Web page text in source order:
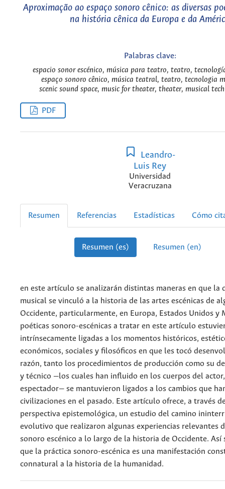
Aproximação ao espaço sonoro cênico: as diversas
na história cênica da Europa e da
Palabras clave:
espacio sonor escénico, música para teatro, teatro,
espaço sonoro cênico, música teatral, teatro, tecnologia
scenic sound space, music for theater, theater, musical
PDF
Leandro-
Luis Rey
Universidad
Veracruzana
Resumen Referencias Estadísticas Cómo
Resumen (es) Resumen (en)
en este artículo se analizarán distintas maneras en que la
musical se vinculó a la historia de las artes escénicas de
Occidente, particularmente, en Europa, Estados Unidos y
poéticas sonoro-escénicas a tratar en este artículo
intrínsecamente ligadas a los momentos históricos,
económicos, sociales y filosóficos en que les tocó
razón, tanto los procedimientos de producción como su
y técnico —los cuales han influido en los cuerpos del
espectador— se mantuvieron ligados a los cambios que
civilizaciones en el pasado. Este artículo ofrece, a través
perspectiva epistemológica, un estudio del camino
evolutivo que realizaron algunas experiencias relevantes
sonoro escénico a lo largo de la historia de Occidente. Así
que la práctica sonoro-escénica es una manifestación
connatural a la historia de la humanidad.